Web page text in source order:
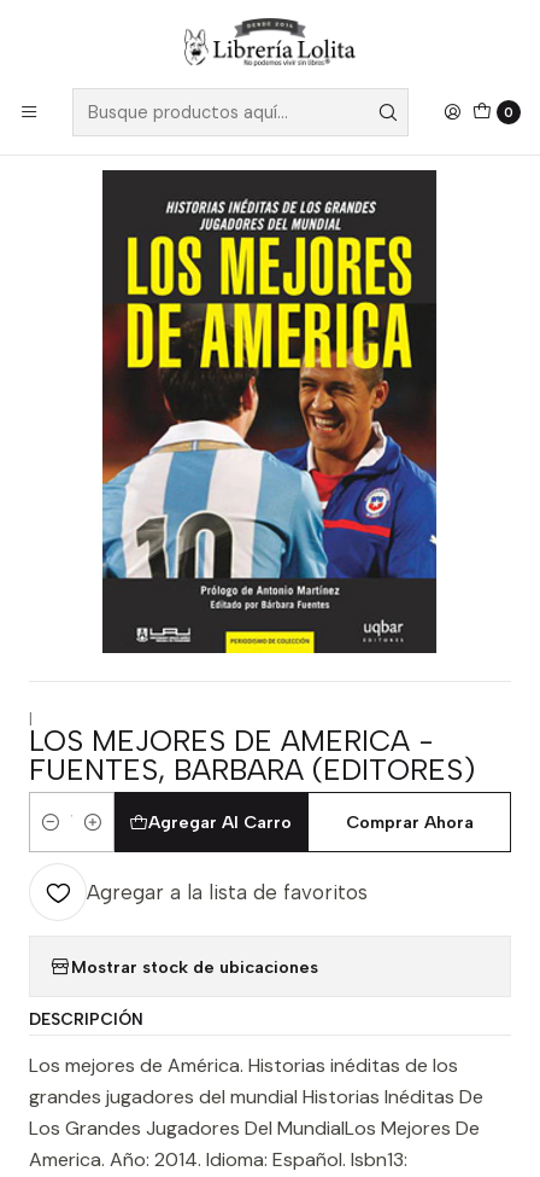
0
Despacho a todo Chile
|
LOS MEJORES DE AMERICA -
FUENTES, BARBARA (EDITORES)
Cantidad
Agregar Al Carro Comprar Ahora
Agregar a la lista de favoritos
Mostrar stock de ubicaciones
DESCRIPCIÓN
Los mejores de América. Historias inéditas de los
grandes jugadores del mundial Historias Inéditas De
Los Grandes Jugadores Del MundialLos Mejores De
America. Año: 2014. Idioma: Español. Isbn13: